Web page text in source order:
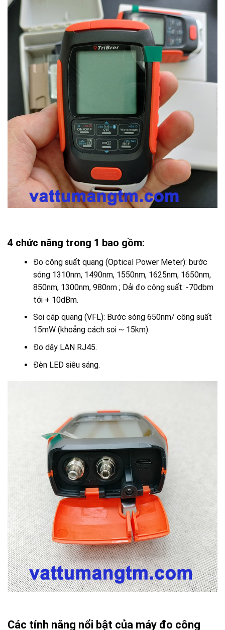
4 chức năng trong 1 bao gồm:
Đo công suất quang (Optical Power Meter): bước
sóng 1310nm, 1490nm, 1550nm, 1625nm, 1650nm,
850nm, 1300nm, 980nm ; Dải đo công suất: -70dbm
tới + 10dBm.
Soi cáp quang (VFL): Bước sóng 650nm/ công suất
15mW (khoảng cách soi ~ 15km).
Đo dây LAN RJ45.
Đèn LED siêu sáng.
Các tính năng nổi bật của máy đo công